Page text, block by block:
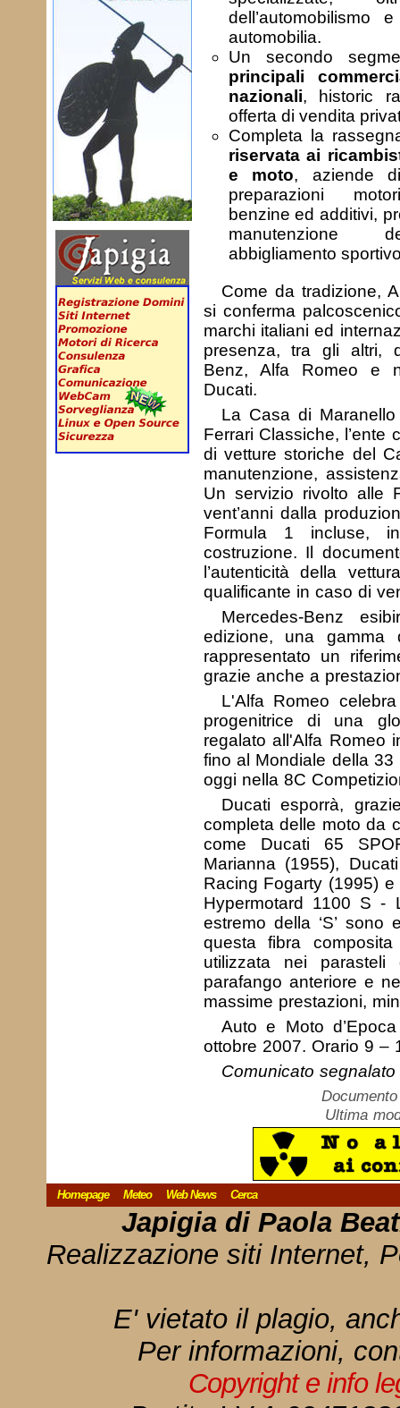
dell’automobilismo
automobilia.
Un secondo
principali
nazionali, historic
offerta di vendita
Completa la
riservata ai
e moto, aziende
preparazioni
benzine ed additivi,
manutenzione
abbigliamento
Come da tradizione,
si conferma
marchi italiani ed
presenza, tra gli altri,
Benz, Alfa Romeo e
Ducati.
La Casa di
Ferrari Classiche,
di vetture storiche del
manutenzione,
Un servizio rivolto alle
vent’anni dalla
Formula 1 incluse,
costruzione. Il
l’autenticità della
qualificante in caso di
Mercedes-Benz
edizione, una
rappresentato un
grazie anche a
L'Alfa Romeo
progenitrice di una
regalato all'Alfa Romeo
fino al Mondiale della
oggi nella 8C
Ducati esporrà,
completa delle moto da
come Ducati 65
Marianna (1955),
Racing Fogarty (1995)
Hypermotard 1100 S -
estremo della ‘S’ sono
questa fibra
utilizzata nei
parafango anteriore e
massime prestazioni,
Auto e Moto
ottobre 2007. Orario 9 –
Comunicato
Ultima
Homepage Meteo Web News Cerca
Japigia di Paola
Realizzazione siti Internet,
E' vietato il plagio,
Per informazioni,
Copyright e info